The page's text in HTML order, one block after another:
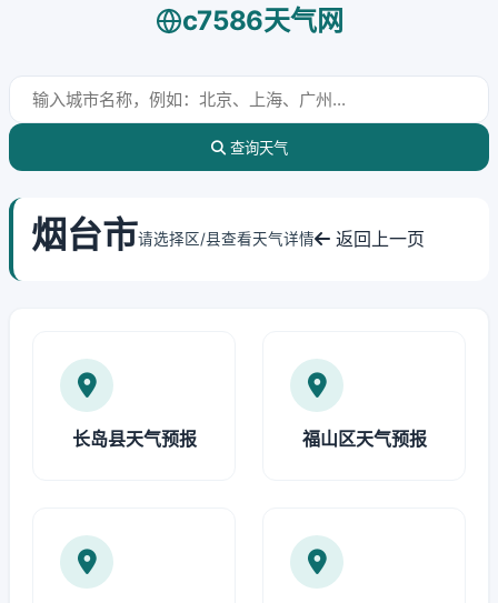
c7586天气网
查询天气
烟台市请选择区/县查看天气详情 返回上一页
长岛县天气预报 福山区天气预报